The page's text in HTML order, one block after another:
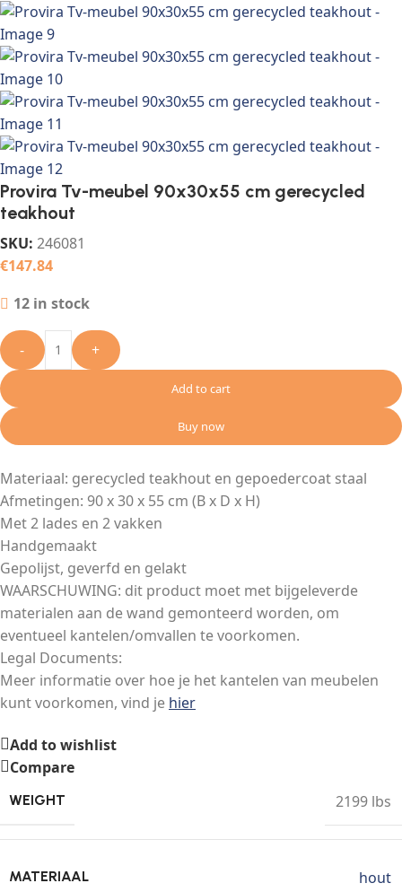
Provira Tv-meubel 90x30x55 cm gerecycled
teakhout
SKU: 246081
€147.84
12 in stock
- +
Add to cart
Buy now
Materiaal: gerecycled teakhout en gepoedercoat staal
Afmetingen: 90 x 30 x 55 cm (B x D x H)
Met 2 lades en 2 vakken
Handgemaakt
Gepolijst, geverfd en gelakt
WAARSCHUWING: dit product moet met bijgeleverde
materialen aan de wand gemonteerd worden, om
eventueel kantelen/omvallen te voorkomen.
Legal Documents:
Meer informatie over hoe je het kantelen van meubelen
kunt voorkomen, vind je hier
Add to wishlist
Compare
WEIGHT 2199 lbs
MATERIAAL hout